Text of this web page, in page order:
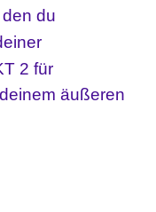
du
2 für
äußeren